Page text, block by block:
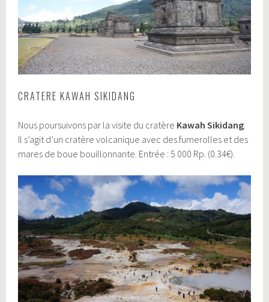
CRATERE KAWAH SIKIDANG
Nous poursuivons par la visite du cratère Kawah Sikidang.
Il s’agit d’un cratère volcanique avec des fumerolles et des
mares de boue bouillonnante. Entrée : 5 000 Rp. (0.34€).